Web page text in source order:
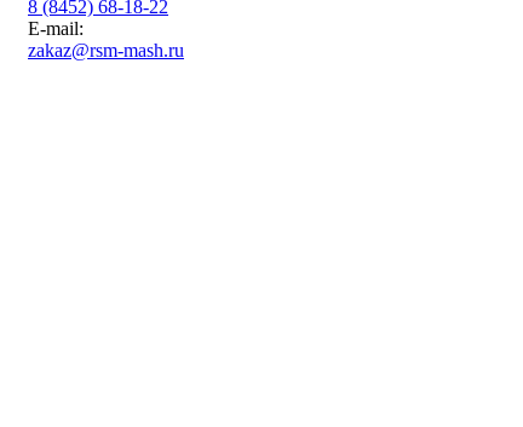
8 (8452) 68-18-22
E-mail:
zakaz@rsm-mash.ru